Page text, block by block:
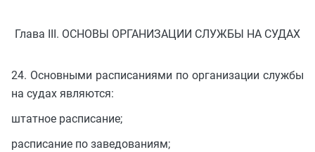
Глава III. ОСНОВЫ ОРГАНИЗАЦИИ СЛУЖБЫ НА СУДАХ
24. Основными расписаниями по организации службы
на судах являются:
штатное расписание;
расписание по заведованиям;